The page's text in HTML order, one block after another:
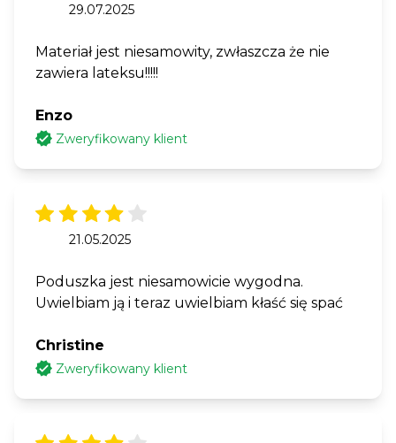
29.07.2025
Materiał jest niesamowity, zwłaszcza że nie
zawiera lateksu!!!!!
Enzo
Zweryfikowany klient
21.05.2025
Poduszka jest niesamowicie wygodna.
Uwielbiam ją i teraz uwielbiam kłaść się spać
Christine
Zweryfikowany klient